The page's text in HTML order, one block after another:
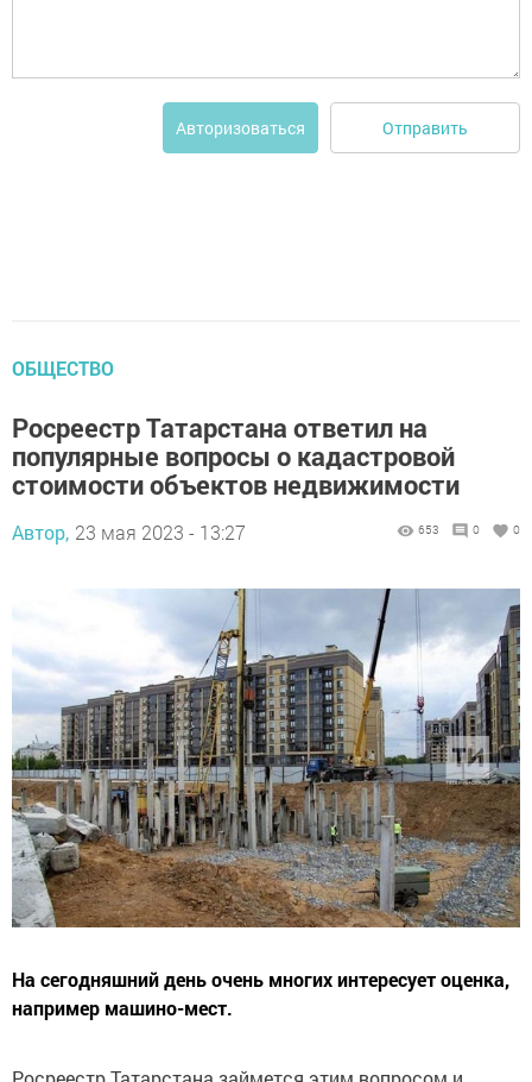
Авторизоваться Отправить
ОБЩЕСТВО
Росреестр Татарстана ответил на
популярные вопросы о кадастровой
стоимости объектов недвижимости
Автор, 23 мая 2023 - 13:27 653 0 0
На сегодняшний день очень многих интересует оценка,
например машино-мест.